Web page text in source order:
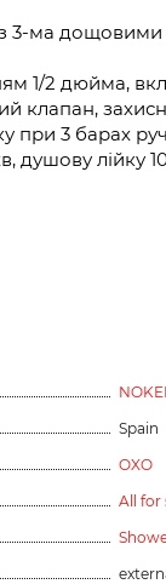
3-ма дощовими
1/2 дюйма,
клапан,
при 3 барах
душову лійку
Spain
OXO
All for